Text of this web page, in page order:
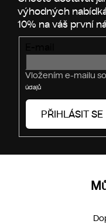
Vložením e-mailu
údajů
PŘIHLÁSIT SE